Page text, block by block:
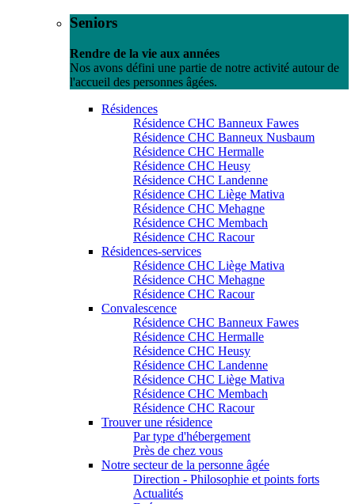
Seniors
Rendre de la vie aux années
Nos avons défini une partie de notre activité autour de
l'accueil des personnes âgées.
Résidences
Résidence CHC Banneux Fawes
Résidence CHC Banneux Nusbaum
Résidence CHC Hermalle
Résidence CHC Heusy
Résidence CHC Landenne
Résidence CHC Liège Mativa
Résidence CHC Mehagne
Résidence CHC Membach
Résidence CHC Racour
Résidences-services
Résidence CHC Liège Mativa
Résidence CHC Mehagne
Résidence CHC Racour
Convalescence
Résidence CHC Banneux Fawes
Résidence CHC Hermalle
Résidence CHC Heusy
Résidence CHC Landenne
Résidence CHC Liège Mativa
Résidence CHC Membach
Résidence CHC Racour
Trouver une résidence
Par type d'hébergement
Près de chez vous
Notre secteur de la personne âgée
Direction - Philosophie et points forts
Actualités